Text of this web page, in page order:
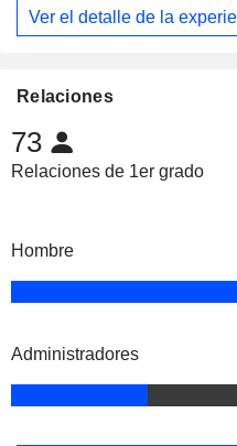
Ver el detalle de la
Relaciones
73
Relaciones de 1er grado
Hombre
Administradores